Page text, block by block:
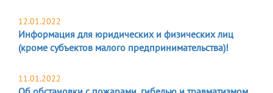
12.01.2022
Информация для юридических и физических лиц
(кроме субъектов малого предпринимательства)!
11.01.2022